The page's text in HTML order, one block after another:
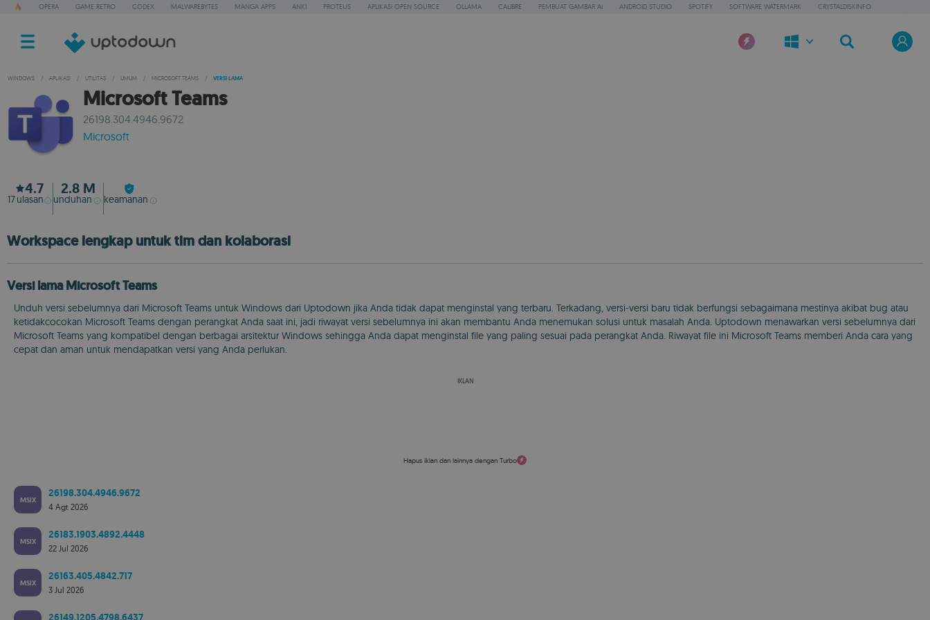
OPERA GAME RETRO CODEX MALWAREBYTES MANGA APPS ANKI PROTEUS APLIKASI OPEN SOURCE OLLAMA CALIBRE PEMBUAT GAMBAR AI ANDROID STUDIO SPOTIFY SOFTWARE WATERMARK CRYSTALDISKINFO
WINDOWS / APLIKASI / UTILITAS / UMUM / MICROSOFT TEAMS / VERSI LAMA
Microsoft Teams
26198.304.4946.9672
Microsoft
4.7
17ulasan
2.8 M
unduhan keamanan
Workspace lengkap untuk tim dan kolaborasi
Versi lama Microsoft Teams
Unduh versi sebelumnya dari Microsoft Teams untuk Windows dari Uptodown jika Anda tidak dapat menginstal yang terbaru. Terkadang, versi-versi baru tidak berfungsi sebagaimana mestinya akibat bug atau
ketidakcocokan Microsoft Teams dengan perangkat Anda saat ini, jadi riwayat versi sebelumnya ini akan membantu Anda menemukan solusi untuk masalah Anda. Uptodown menawarkan versi sebelumnya dari
Microsoft Teams yang kompatibel dengan berbagai arsitektur Windows sehingga Anda dapat menginstal file yang paling sesuai pada perangkat Anda. Riwayat file ini Microsoft Teams memberi Anda cara yang
cepat dan aman untuk mendapatkan versi yang Anda perlukan.
IKLAN
Hapus iklan dan lainnya dengan Turbo
MSIX
26198.304.4946.9672
4 Agt 2026
MSIX
26183.1903.4892.4448
22 Jul 2026
MSIX
26163.405.4842.717
3 Jul 2026
26149.1205.4798.6437